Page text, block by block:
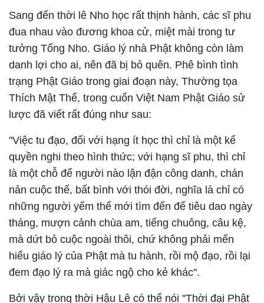
Sang đến thời lê Nho học rất thịnh hành, các sĩ phu
đua nhau vào đương khoa cử, miệt mài trong tư
tưởng Tống Nho. Giáo lý nhà Phật không còn làm
danh lợi cho ai, nên đã bị bỏ quên. Phê bình tình
trạng Phật Giáo trong giai đoạn này, Thường tọa
Thích Mật Thể, trong cuốn Việt Nam Phật Giáo sử
lược đã viết rất đúng như sau:
''Việc tu đạo, đối với hạng ít học thì chỉ là một kế
quyền nghi theo hình thức; với hạng sĩ phu, thì chỉ
là một chỗ để người nào lận đận công danh, chán
nản cuộc thế, bất bình với thói đời, nghĩa là chỉ có
những người yếm thế mới tìm đến để tiêu dao ngày
tháng, mượn cảnh chùa am, tiếng chuông, câu kệ,
mà dứt bỏ cuộc ngoài thôi, chứ không phải mến
hiểu giáo lý của Phật mà tu hành, rồi mộ đạo, rồi lại
đem đạo lý ra mà giác ngộ cho kẻ khác''.
Bởi vậy trong thời Hậu Lê có thể nói ''Thời đại Phật